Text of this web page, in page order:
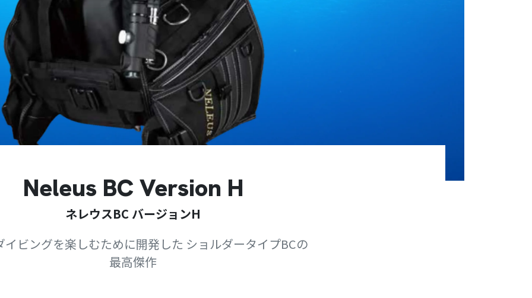
Neleus BC Version H
ネレウスBC バージョンH
イビングを楽しむために開発した ショルダータイプBCの
最高傑作